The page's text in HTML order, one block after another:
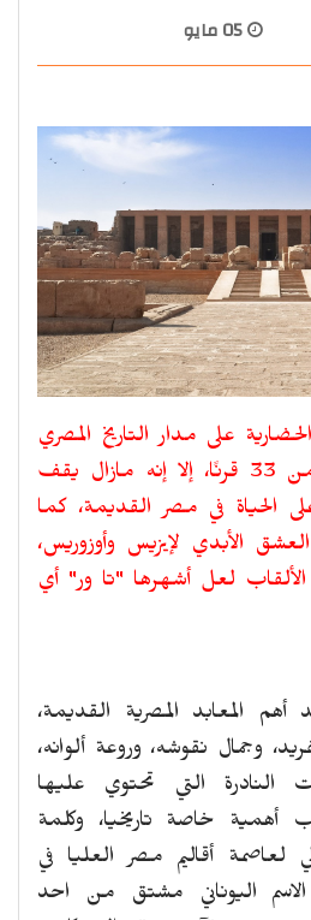
على مدار التاريخ المصري
القديم، رغم مرور أكثر من 33 قرنًا، إلا إنه مازال يقف
الحياة في مصر القديمة، كما
الأبدي لإيزيس وأوزوريس،
لعل أشهرها "تا ور" أي
المعابد المصرية القديمة،
وجمال نقوشه، وروعة ألوانه،
النادرة التي تحتوي عليها
أهمية خاصة تاريخيا، وكلمة
لعاصمة أقاليم مصر العليا في
الاسم اليوناني مشتق من احد